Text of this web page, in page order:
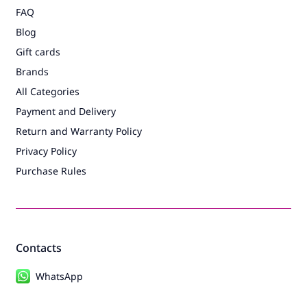
Contacts
WhatsApp
FAQ
Blog
Gift cards
Brands
All Categories
Payment and Delivery
Return and Warranty Policy
Privacy Policy
Purchase Rules